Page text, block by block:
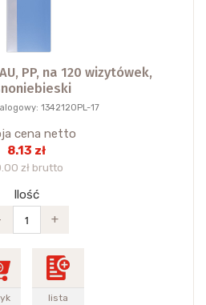
PP, na 120 wizytówek,
1342120PL-17
cena netto
8.13 zł
zł brutto
Ilość
+
lista